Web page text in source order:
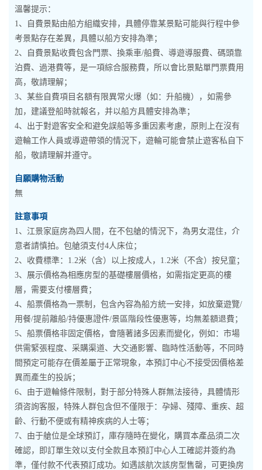
溫馨提示：
1、自費景點由船方組織安排，具體停靠某景點可能與行程中參
考景點存在差異，具體以船方安排為準；
2、自費景點收費包含門票、換乘車/船費、導遊導服費、碼頭靠
泊費、過港費等，是一項綜合服務費，所以會比景點單門票費用
高，敬請理解；
3、某些自費項目名額有限異常火爆（如：升船機），如需參
加，建議登船時就報名，并以船方具體安排為準；
4、出于對遊客安全和避免誤船等多重因素考慮，原則上在沒有
遊輪工作人員或導遊帶領的情況下，遊輪可能會禁止遊客私自下
船，敬請理解并遵守。
自願購物活動
無
註意事項
1、江景家庭房為四人間，在不包艙的情況下，為男女混住，介
意者請慎拍。包艙須支付4人床位；
2、收費標準：1.2米（含）以上按成人，1.2米（不含）按兒童；
3、展示價格為相應房型的基礎樓層價格，如需指定更高的樓
層，需要支付樓層費；
4、船票價格為一票制，包含內容為船方統一安排，如放棄遊覽/
用餐/提前離船/持優惠證件/景區階段性優惠等，均無差額退費；
5、船票價格非固定價格，會隨著諸多因素而變化，例如：市場
供需緊張程度、采購渠道、大交通影響、臨時性活動等，不同時
間預定可能存在價差屬于正常現象，本預訂中心不接受因價格差
異而產生的投訴；
6、由于遊輪條件限制，對于部分特殊人群無法接待，具體情形
須咨詢客服，特殊人群包含但不僅限于：孕婦、殘障、重疾、超
齡、行動不便或有精神疾病的人士等；
7、由于艙位是全球預訂，庫存隨時在變化，購買本產品須二次
確認，即訂單生效以支付全款且本預訂中心人工確認并簽約為
準，僅付款不代表預訂成功。如遇該航次該房型售罄，可更換房